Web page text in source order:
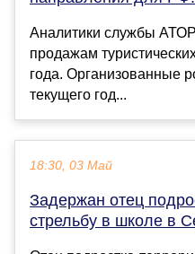
Аналитики службы АТОР
продажам
года. Организованные
текущего год...
18:30, 03 Май
Задержан отец
стрельбу в школе в